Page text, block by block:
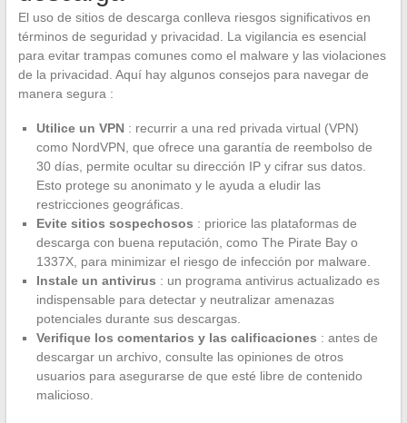
El uso de sitios de descarga conlleva riesgos significativos en
términos de seguridad y privacidad. La vigilancia es esencial
para evitar trampas comunes como el malware y las violaciones
de la privacidad. Aquí hay algunos consejos para navegar de
manera segura :
Utilice un VPN: recurrir a una red privada virtual (VPN)
como NordVPN, que ofrece una garantía de reembolso de
30 días, permite ocultar su dirección IP y cifrar sus datos.
Esto protege su anonimato y le ayuda a eludir las
restricciones geográficas.
Evite sitios sospechosos : priorice las plataformas de
descarga con buena reputación, como The Pirate Bay o
1337X, para minimizar el riesgo de infección por malware.
Instale un antivirus : un programa antivirus actualizado es
indispensable para detectar y neutralizar amenazas
potenciales durante sus descargas.
Verifique los comentarios y las calificaciones : antes de
descargar un archivo, consulte las opiniones de otros
usuarios para asegurarse de que esté libre de contenido
malicioso.